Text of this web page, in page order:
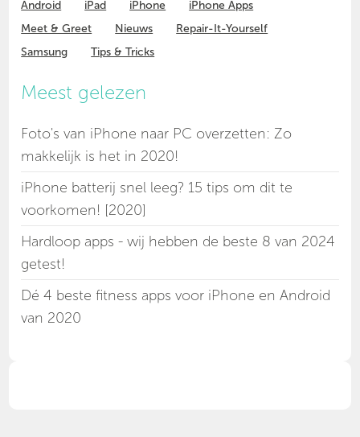
Android iPad iPhone
iPhone Apps
Meet & Greet
Nieuws
Repair-It-Yourself
Samsung
Tips & Tricks
Meest gelezen
Foto's van iPhone naar PC overzetten: Zo
makkelijk is het in 2020!
iPhone batterij snel leeg? 15 tips om dit te
voorkomen! [2020]
Hardloop apps - wij hebben de beste 8 van 2024
getest!
Dé 4 beste fitness apps voor iPhone en Android
van 2020